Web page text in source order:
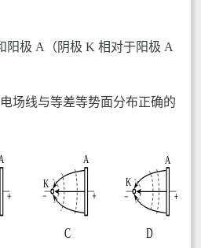
阳极 A（阴极 K 相对于阳极 A
场线与等差等势面分布正确的